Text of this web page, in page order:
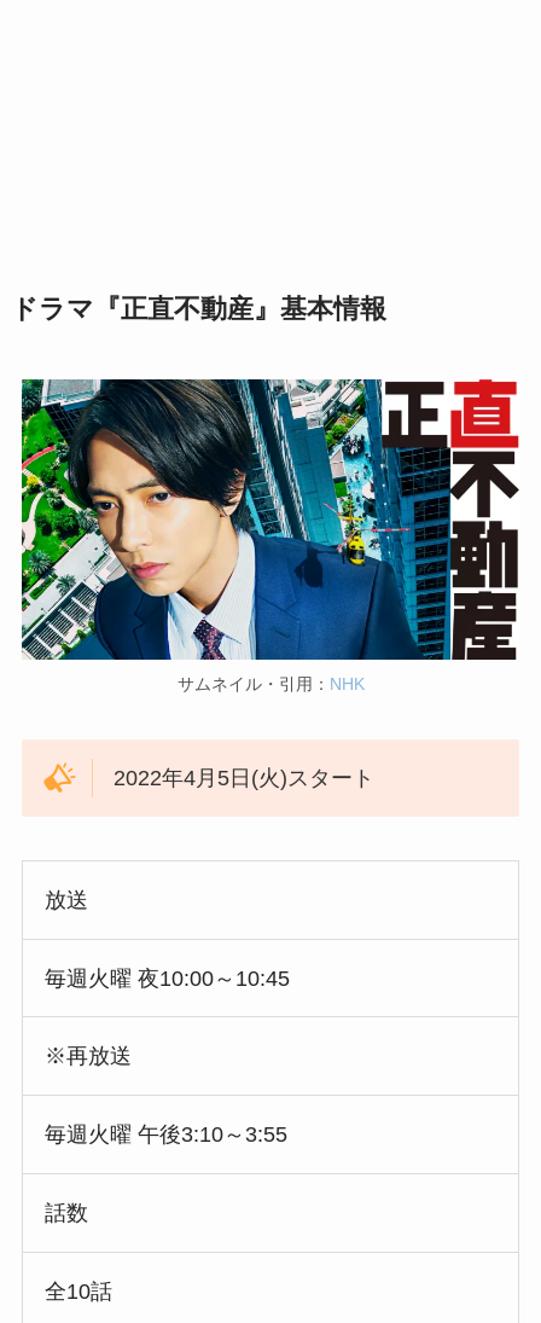
ドラマ『正直不動産』基本情報
サムネイル・引用： NHK
2022年4月5日(火)スタート
放送
毎週火曜 夜10:00～10:45
※再放送
毎週火曜 午後3:10～3:55
話数
全10話